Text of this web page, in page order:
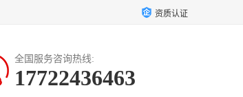
资质认证
全国服务咨询热线:
17722436463